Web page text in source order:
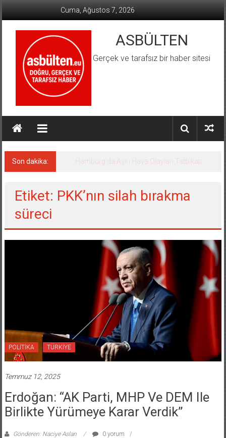
Cuma, Ağustos 7, 2026
ASBÜLTEN
Gerçek ve tarafsız bir haber sitesi
Son dakika: Hamburg’da Aşırı Hava Olayları Tatbikatı
Etiket: PKK’nın silah bırakma
süreci
POLİTİKA TÜRKİYE
Temmuz 12, 2025
Erdoğan: “AK Parti, MHP Ve DEM Ile
Birlikte Yürümeye Karar Verdik”
Gönderen: Naciye Aslan
0 yorum